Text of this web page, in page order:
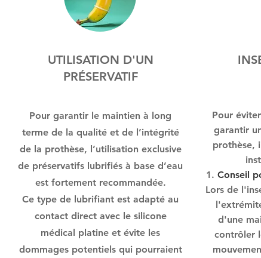
UTILISATION D'UN
PRÉSERVATIF
Pour garantir le maintien à long
terme de la qualité et de l’intégrité
de la prothèse, l’utilisation exclusive
de préservatifs lubrifiés à base d’eau
est fortement recommandée.
Ce type de lubrifiant est adapté au
contact direct avec le silicone
médical platine et évite les
dommages potentiels qui pourraient
Pour
garantir
prothèse,
Conseil
Lors de
d'une
contrôler